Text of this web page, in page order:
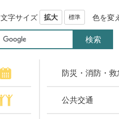
文字サイズ 拡大 標準 色を変
防災・消防・救
公共交通